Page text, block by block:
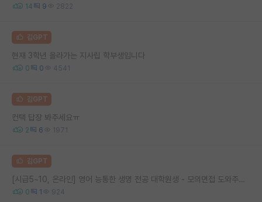
14 9 2822
김GPT
현재 3학년 올라가는 지사립 학부생입니다
0 0 4541
김GPT
컨택 답장 봐주세요ㅠ
2 6 1971
김GPT
[시급5~10, 온라인] 영어 능통한 생명 전공 대학원생 - 모의면접 도와주세요
0 1 924